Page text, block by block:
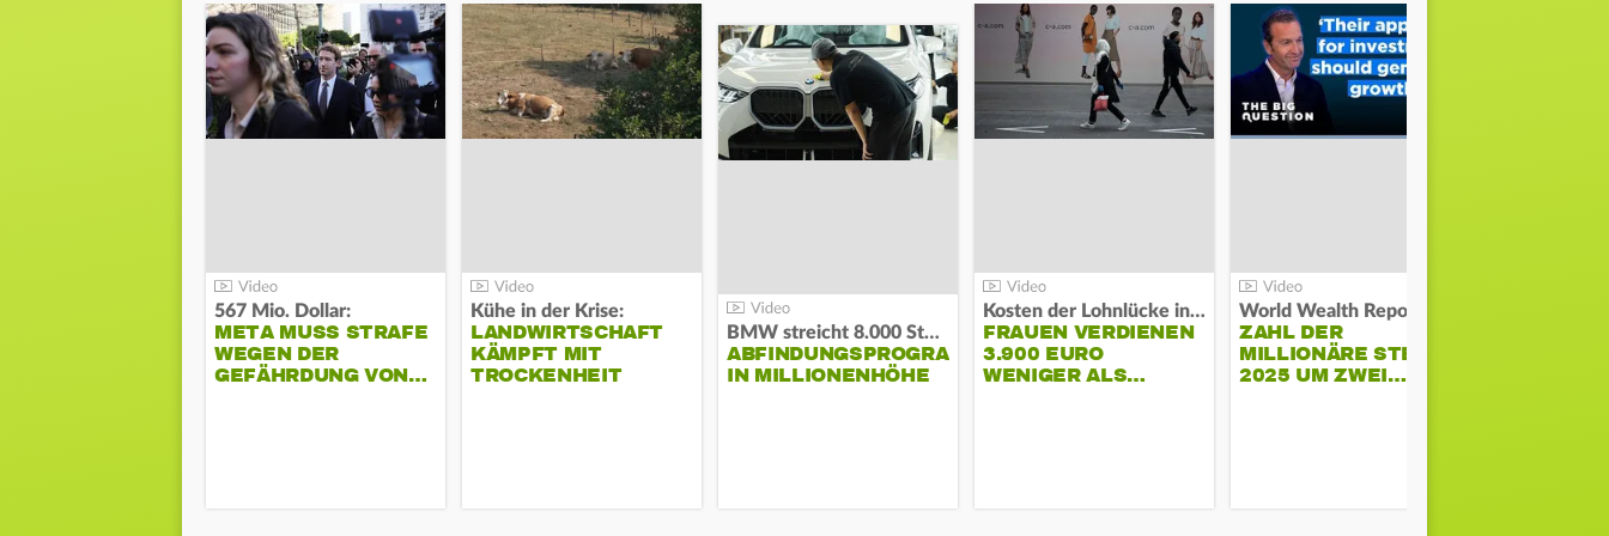
567 Mio. Dollar:
META MUSS STRAFE
WEGEN DER
GEFÄHRDUNG VON…
Kühe in der Krise:
LANDWIRTSCHAFT
KÄMPFT MIT
TROCKENHEIT
BMW streicht 8.000 Stellen:
ABFINDUNGSPROGRAMM
IN MILLIONENHÖHE
Kosten der Lohnlücke in der EU:
FRAUEN VERDIENEN
3.900 EURO
WENIGER ALS…
World Wealth Report:
ZAHL DER
MILLIONÄRE STEIGT
2025 UM ZWEI…